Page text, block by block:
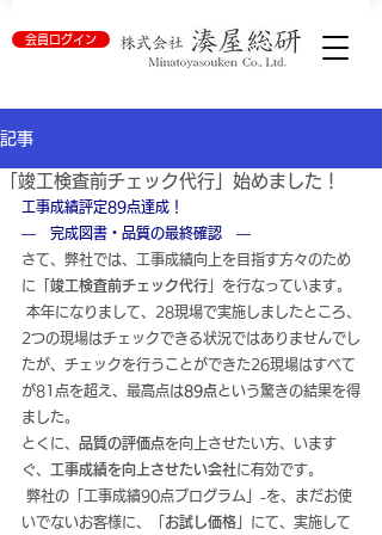
会員ログイン
記事
「竣工検査前チェック代行」始めました！
工事成績評定89点達成！
―　完成図書・品質の最終確認　―
さて、弊社では、工事成績向上を目指す方々のため
に「 竣工検査前チェック代行 」を行なっています。
2つの現場はチェックできる状況ではありませんでし
たが、チェックを行うことができた26現場はすべて
が81点を超え、最高点は89点という驚きの結果を得
ました。
とくに、 品質の評価点を向上させたい方、います
ぐ、 工事成績を向上させたい会社に有効です。
いでないお客様に、「 お試し価格 」にて、実施して